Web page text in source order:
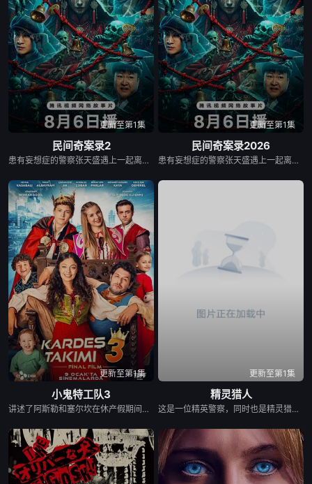
更新至第1集
民间奇案录2
患有妄想症的警察张天盛遇上一起离奇的神像杀人事件，勘案过程中，牵引出“婴胎报仇”，“娘娘索命”等一连串妖异事件，张天盛虽被种种诡怪幻象阻碍，却坚信这是藏在迷信后的人为诡计，勇于向封建传统宣战，敢于破除流传已久的迷信糟粕，最终，在战胜妄想症的同时，成功还原真相，伸张正义。
更新至第1集
民间奇案录2026
患有妄想症的警察张天盛遇上一起离奇的神像杀人事件，勘案过程中，牵引出“婴胎报仇”，“娘娘索命”等一连串妖异事件，张天盛虽被种种诡怪幻象阻碍，却坚信这是藏在迷信后的人为诡计，勇于向封建传统宣战，敢于破除流传已久的迷信糟粕，最终，在战胜妄想症的同时，成功还原真相，伸张正义。
更新至第1集
小鬼特工队3
讲述了阿斯勒和塞尔坎在休产假期间接到紧急电话，被迫穿越时空，带着孩子们踏上迄今为止最具挑战性的任务。
更新至第1集
精灵猎人
这是一位精英警察，同时也是精灵猎手。在调查一系列血腥谋杀案的过程中，他面临着来自超自然界的威胁。为了维护两个世界的平衡，他必须与精灵之王展开一场激烈的战斗。